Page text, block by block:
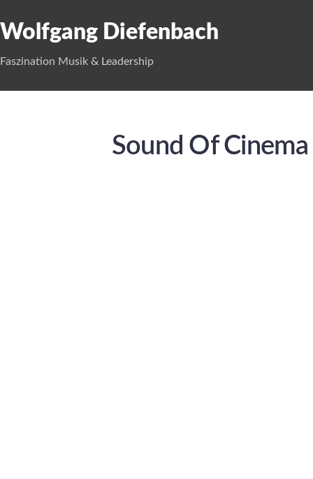
Wolfgang Diefenbach
Faszination Musik & Leadership
Sound Of